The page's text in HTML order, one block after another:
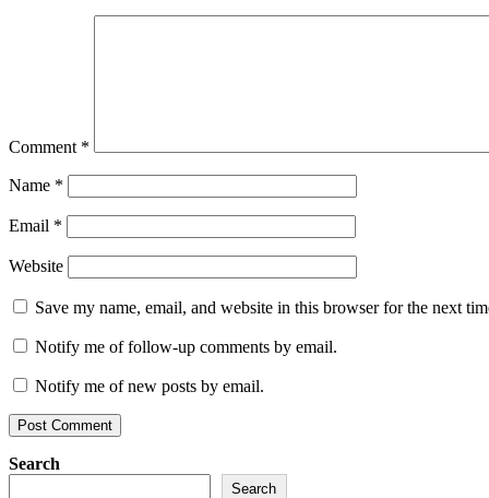
Comment *
Name *
Email *
Website
Save my name, email, and website in this browser for the next
Notify me of follow-up comments by email.
Notify me of new posts by email.
Search
Search